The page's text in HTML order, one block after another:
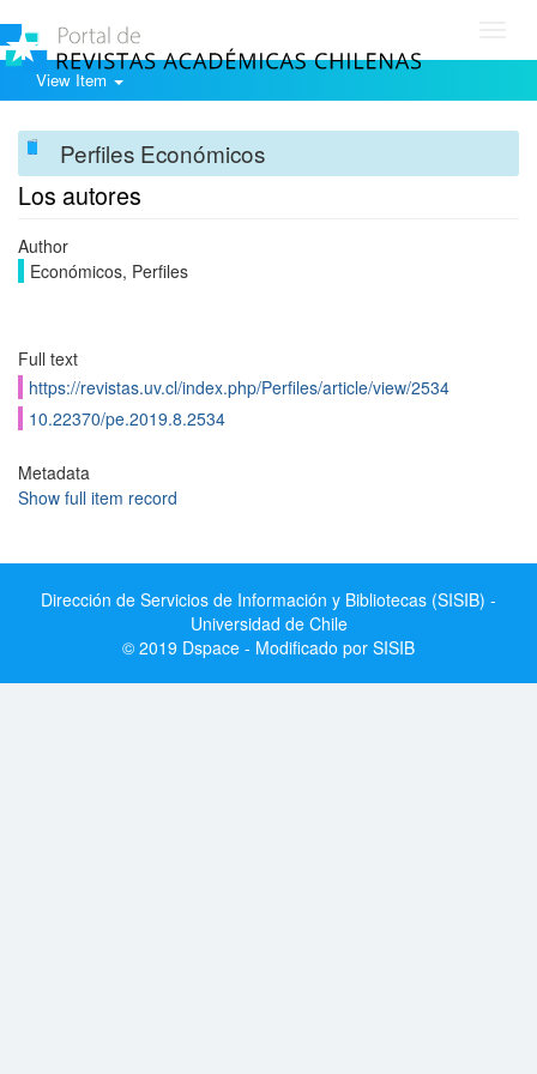
View Item
Perfiles Económicos
Los autores
Author
Económicos, Perfiles
Full text
https://revistas.uv.cl/index.php/Perfiles/article/view/2534
10.22370/pe.2019.8.2534
Metadata
Show full item record
Dirección de Servicios de Información y Bibliotecas (SISIB) -
Universidad de Chile
© 2019 Dspace - Modificado por SISIB